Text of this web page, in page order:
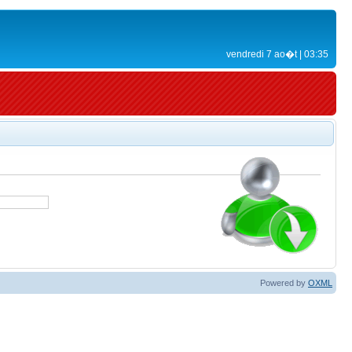
vendredi 7 ao�t | 03:35
Powered by OXML